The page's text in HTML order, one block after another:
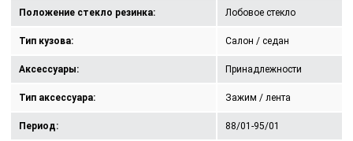
Положение стекло резинка: Лобовое стекло
Тип кузова: Салон / седан
Аксессуары: Принадлежности
Тип аксессуара: Зажим / лента
Период: 88/01-95/01